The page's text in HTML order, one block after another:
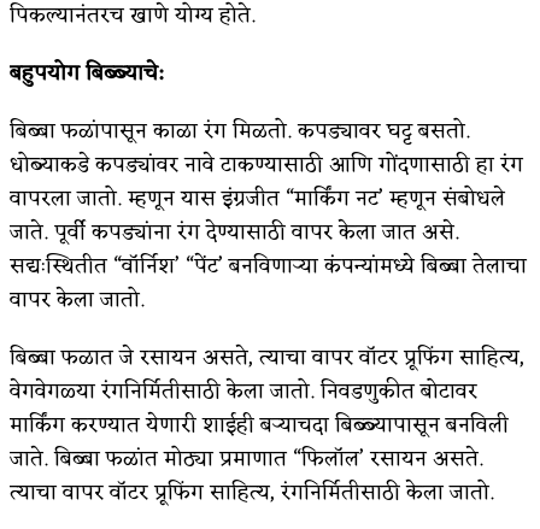
पिकल्यानंतरच खाणे योग्य होते.
बहुपयोग बिब्ब्याचे:
बिब्बा फळांपासून काळा रंग मिळतो. कपड्यावर घट्ट बसतो.
धोब्याकडे कपड्यांवर नावे टाकण्यासाठी आणि गोंदणासाठी हा रंग
वापरला जातो. म्हणून यास इंग्रजीत “मार्किंग नट’ म्हणून संबोधले
जाते. पूर्वी कपड्यांना रंग देण्यासाठी वापर केला जात असे.
सद्यःस्थितीत “वॉर्निश’ “पेंट’ बनविणाऱ्या कंपन्यांमध्ये बिब्बा तेलाचा
वापर केला जातो.
बिब्बा फळात जे रसायन असते, त्याचा वापर वॉटर प्रूफिंग साहित्य,
वेगवेगळ्या रंगनिर्मितीसाठी केला जातो. निवडणुकीत बोटावर
मार्किंग करण्यात येणारी शाईही बऱ्याचदा बिब्ब्यापासून बनविली
जाते. बिब्बा फळांत मोठ्या प्रमाणात “फिलॉल’ रसायन असते.
त्याचा वापर वॉटर प्रूफिंग साहित्य, रंगनिर्मितीसाठी केला जातो.